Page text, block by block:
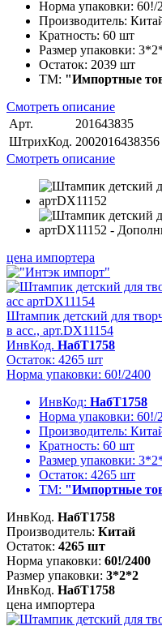
Норма упаковки: 60!/
Производитель:
Кратность: 60 шт
Размер упаковки:
Остаток: 2039 шт
ТМ: "Импортные
Смотреть описание
Арт.
201643835
ШтрихКод. 2002016438356
Смотреть описание
цена импортера
Штампик детский для
в асс., арт.DX11154
ИнвКод. НабТ1758
Остаток: 4265 шт
Норма упаковки: 60!/2400
ИнвКод: НабТ1758
Норма упаковки: 60!/
Производитель:
Кратность: 60 шт
Размер упаковки:
Остаток: 4265 шт
ТМ: "Импортные
ИнвКод. НабТ1758
Производитель: Китай
Остаток: 4265 шт
Норма упаковки: 60!/2400
Размер упаковки: 3*2*2
ИнвКод. НабТ1758
цена импортера